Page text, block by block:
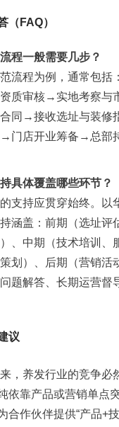
（FAQ）
程一般需要几步？
流程为例，通常包括
质审核→实地考察与
同→接收选址与装修
门店开业筹备→总部
具体覆盖哪些环节？
支持应贯穿始终。以
涵盖：前期（选址评
、中期（技术培训、
划）、后期（营销活
题解答、长期运营督
议
，养发行业的竞争必
依靠产品或营销单点
合作伙伴提供“产品+